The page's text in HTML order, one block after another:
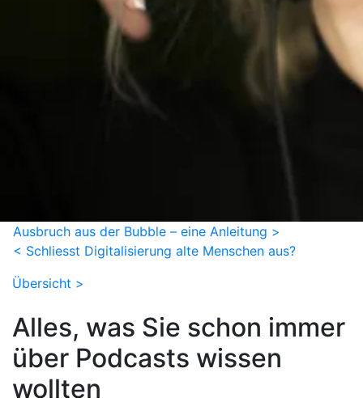
Ausbruch aus der Bubble – eine Anleitung >
< Schliesst Digitalisierung alte Menschen aus?
Übersicht >
Alles, was Sie schon immer
über Podcasts wissen
wollten